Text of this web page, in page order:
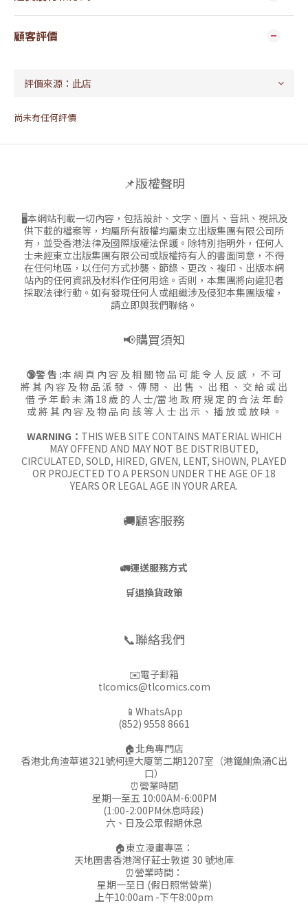
顧客評價
尚未有任何評價
📌版權聲明
🖥本網站刊載一切內容，包括設計、文字、圖片、音訊、視訊及
供下載的檔案等，均屬所有版權均屬東立出版集團有限公司所
有，並受香港法律及國際版權法保護。除特別指明外，任何人
士未經東立出版集團有限公司或版權持有人的書面同意，不得
在任何地區，以任何方式抄襲、節錄、更改、複印、出版本網
站內的任何資訊及材料作任何用途。否則，本集團將向違犯者
採取法律行動。如有發現任何人或組織涉及侵犯本集團版權，
請立即與我們聯絡。
📢購買須知
🔞警 告 :本 網 頁 內 容 及 相 關 物 品 可 能 令 人 反 感 ， 不 可
將 其 內 容 及 物 品 派 發 、 傳 閱 、 出 售 、 出 租 、 交 給 或 出
借 予 年 齡 未 滿 18 歲 的 人 士/當 地 政 府 規 定 的 合 法 年 齡
或 將 其 內 容 及 物 品 向 該 等 人 士 出 示 、 播 放 或 放 映 。
WARNING： THIS WEB SITE CONTAINS MATERIAL WHICH
MAY OFFEND AND MAY NOT BE DISTRIBUTED,
CIRCULATED, SOLD, HIRED, GIVEN, LENT, SHOWN, PLAYED
OR PROJECTED TO A PERSON UNDER THE AGE OF 18
YEARS OR LEGAL AGE IN YOUR AREA.
🚚顧客服務
🚛運送服務方式
🛒退換貨政策
📞聯絡我們
✉️電子郵箱
tlcomics@tlcomics.com
📱WhatsApp
(852) 9558 8661
🏠北角專門店
香港北角渣華道321號柯達大廈第二期1207室（港鐵鰂魚涌C出
口）
⏰營業時間
星期一至五 10:00AM-6:00PM
(1:00-2:00PM休息時段)
六、日及公眾假期休息
🏠東立漫畫專區：
天地圖書香港灣仔莊士敦道 30 號地庫
⏰營業時間：
星期一至日 (假日照常營業)
上午10:00am -下午8:00pm